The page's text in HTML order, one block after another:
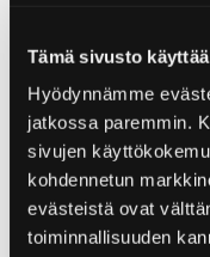
Tämä sivusto
Hyödynnämme
jatkossa paremmin.
sivujen
kohdennetun
evästeistä ovat
toiminnallisuuden
Cykling i
Yyter är en
Karhuluodo är
är också
Munakari.